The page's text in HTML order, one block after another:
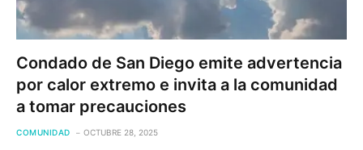
Condado de San Diego emite advertencia
por calor extremo e invita a la comunidad
a tomar precauciones
COMUNIDAD OCTUBRE 28, 2025